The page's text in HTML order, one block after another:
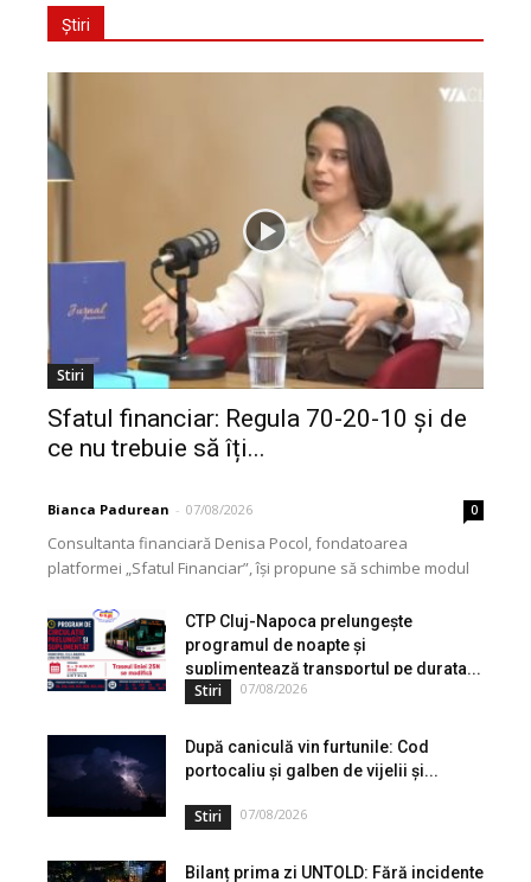
Știri
Stiri
Sfatul financiar: Regula 70-20-10 și de
ce nu trebuie să îți...
Bianca Padurean - 07/08/2026 0
Consultanta financiară Denisa Pocol, fondatoarea
platformei „Sfatul Financiar”, își propune să schimbe modul
de peste...
CTP Cluj-Napoca prelungește
programul de noapte și
suplimentează transportul pe durata...
Stiri 07/08/2026
După caniculă vin furtunile: Cod
portocaliu și galben de vijelii și...
Stiri 07/08/2026
Bilanț prima zi UNTOLD: Fără incidente